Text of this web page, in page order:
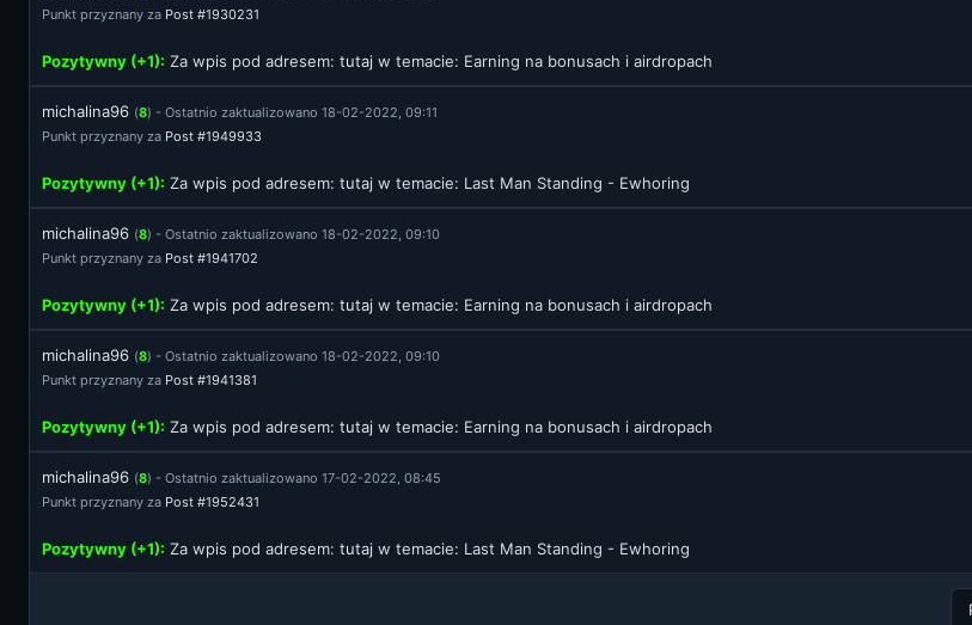
Punkt przyznany za Post #1930231
Pozytywny (+1): Za wpis pod adresem: tutaj w temacie: Earning na bonusach i airdropach
michalina96 (8) - Ostatnio zaktualizowano 18-02-2022, 09:11
Punkt przyznany za Post #1949933
Pozytywny (+1): Za wpis pod adresem: tutaj w temacie: Last Man Standing - Ewhoring
michalina96 (8) - Ostatnio zaktualizowano 18-02-2022, 09:10
Punkt przyznany za Post #1941702
Pozytywny (+1): Za wpis pod adresem: tutaj w temacie: Earning na bonusach i airdropach
michalina96 (8) - Ostatnio zaktualizowano 18-02-2022, 09:10
Punkt przyznany za Post #1941381
Pozytywny (+1): Za wpis pod adresem: tutaj w temacie: Earning na bonusach i airdropach
michalina96 (8) - Ostatnio zaktualizowano 17-02-2022, 08:45
Punkt przyznany za Post #1952431
Pozytywny (+1): Za wpis pod adresem: tutaj w temacie: Last Man Standing - Ewhoring